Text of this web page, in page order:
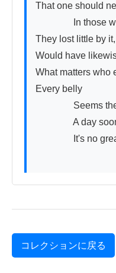
That one should
In those who
They lost little by
Would have
What matters who
Every belly
Seems the
A day
It's no great
コレクションに戻る